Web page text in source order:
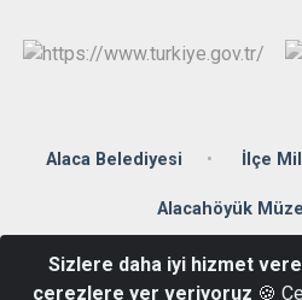
Alaca Belediyesi İlçe
Alacahöyük
Denizhan Mahallesi Zübeyde Hanım
Sizlere daha iyi hizmet
çerezlere yer veriyoruz 🍪